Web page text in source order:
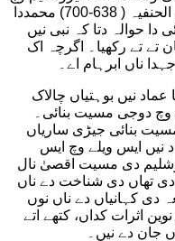
گیارہویں تاریخ اے)محمد ابن حنیفہ ابن الحنفیہ ( 638-700) محمددا
دا حوالہ دتا کہ نبی نیں
تے تے رکھیا۔ اگرچہ اک
ناں ابرہام اے۔
عماد نیں بوہتیاں چالاک
وچ دوجی مسیت بنائی۔
بنائی جیڑی ساریاں
نیں ایس ویلے وچ ایس
دی مسیت اقصیٰ نال
تھاں دی شناخت دے ناں
دی کہانیاں دے ناں نوں
اثرات کداں، کتھے اتے
جان دے نیں۔